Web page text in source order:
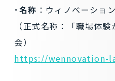
･名称 ：ウィノベーショ
（正式名称：「職場体
会）
https://wennovation-